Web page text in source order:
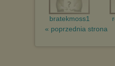
bratekmoss1
« poprzednia strona